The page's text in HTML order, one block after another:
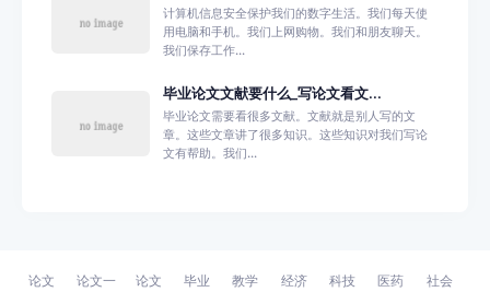
计算机信息安全保护我们的数字生活。我们每天使
用电脑和手机。我们上网购物。我们和朋友聊天。
我们保存工作...
毕业论文文献要什么_写论文看文...
毕业论文需要看很多文献。文献就是别人写的文
章。这些文章讲了很多知识。这些知识对我们写论
文有帮助。我们...
论文
论文一
论文
毕业
教学
经济
科技
医药
社会